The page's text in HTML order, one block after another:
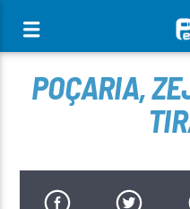
POÇARIA,